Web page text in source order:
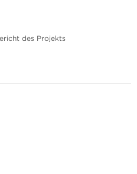
des Projekts